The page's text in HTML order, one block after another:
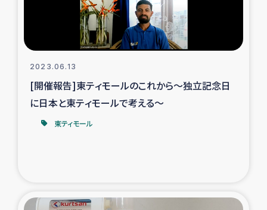
2023.06.13
[開催報告]東ティモールのこれから～独立記念日
に日本と東ティモールで考える～
東ティモール